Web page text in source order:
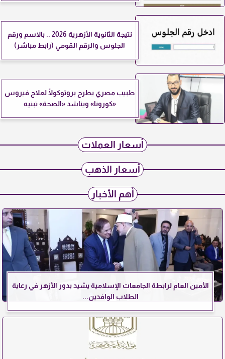
نتيجة الثانوية الأزهرية 2026 .. بالاسم ورقم
الجلوس والرقم القومي (رابط مباشر)
طبيب مصري يطرح بروتوكولًا لعلاج فيروس
«كورونا» ويناشد «الصحة» تبنيه
أسعار العملات
أسعار الذهب
أهم الأخبار
الأمين العام لرابطة الجامعات الإسلامية يشيد بدور الأزهر في رعاية
الطلاب الوافدين...